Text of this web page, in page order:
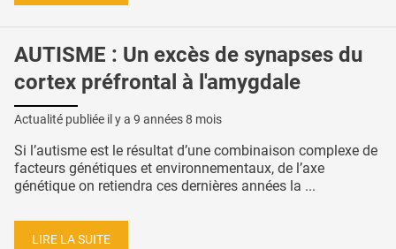
AUTISME : Un excès de synapses du
cortex préfrontal à l'amygdale
Actualité publiée il y a 9 années 8 mois
Si l’autisme est le résultat d’une combinaison complexe de
facteurs génétiques et environnementaux, de l’axe
génétique on retiendra ces dernières années la ...
LIRE LA SUITE